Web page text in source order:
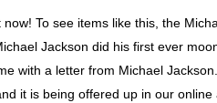
To see items like this, the
Jackson did his first ever
with a letter from Michael
it is being offered up in our